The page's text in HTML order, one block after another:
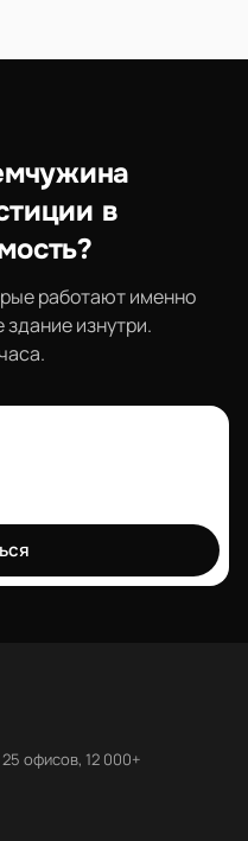
в
работают именно
изнутри.
офисов, 12 000+